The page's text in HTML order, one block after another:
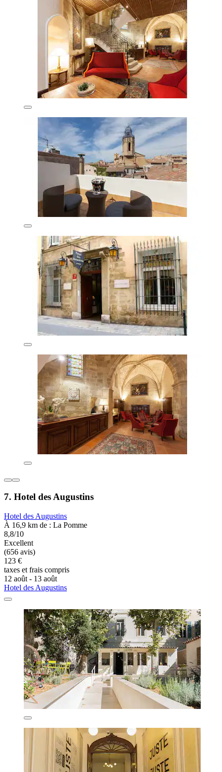
7. Hotel des Augustins
Hotel des Augustins
À 16,9 km de : La Pomme
8,8/10
Excellent
(656 avis)
123 €
taxes et frais compris
12 août - 13 août
Hotel des Augustins